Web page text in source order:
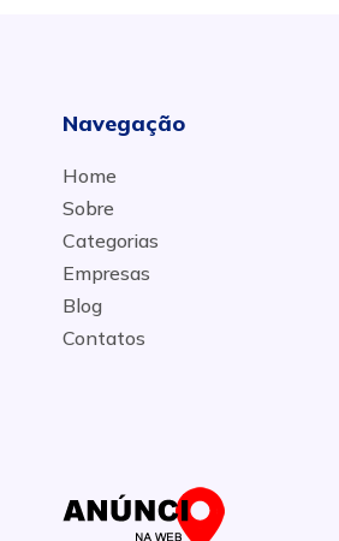
Navegação
Home
Sobre
Categorias
Empresas
Blog
Contatos